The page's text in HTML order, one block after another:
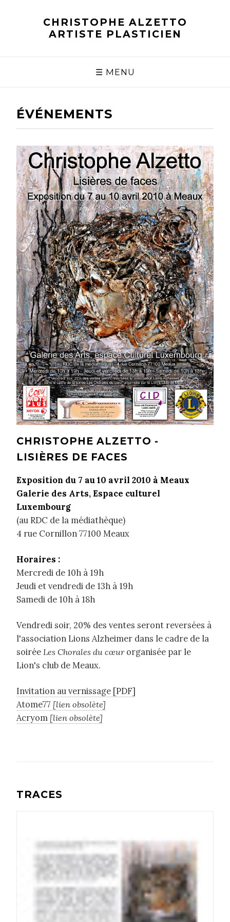
CHRISTOPHE ALZETTO
ARTISTE PLASTICIEN
☰ MENU
ÉVÉNEMENTS
CHRISTOPHE ALZETTO -
LISIÈRES DE FACES
Exposition du 7 au 10 avril 2010 à Meaux
Galerie des Arts, Espace culturel
Luxembourg
(au RDC de la médiathèque)
4 rue Cornillon 77100 Meaux
Horaires :
Mercredi de 10h à 19h
Jeudi et vendredi de 13h à 19h
Samedi de 10h à 18h
Vendredi soir, 20% des ventes seront reversées à
l'association Lions Alzheimer dans le cadre de la
soirée Les Chorales du cœurorganisée par le
Lion's club de Meaux.
Invitation au vernissage [PDF]
Atome77 [lien obsolète]
Acryom [lien obsolète]
TRACES